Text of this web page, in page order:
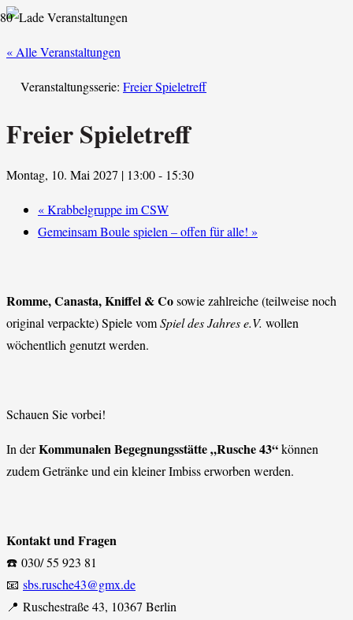
« Alle Veranstaltungen
Veranstaltungsserie: Freier Spieletreff
Freier Spieletreff
Montag, 10. Mai 2027 | 13:00- 15:30
«Krabbelgruppe im CSW
Gemeinsam Boule spielen – offen für alle! »
Romme, Canasta, Kniffel & Cosowie zahlreiche (teilweise noch
original verpackte) Spiele vomSpiel des Jahres e.V. wollen
wöchentlich genutzt werden.
Schauen Sie vorbei!
In derKommunalen Begegnungsstätte „Rusche 43“können
zudem Getränke und ein kleiner Imbiss erworben werden.
Kontakt und Fragen
☎️ 030/ 55 923 81
📧 sbs.rusche43@gmx.de
📍 Ruschestraße 43, 10367 Berlin